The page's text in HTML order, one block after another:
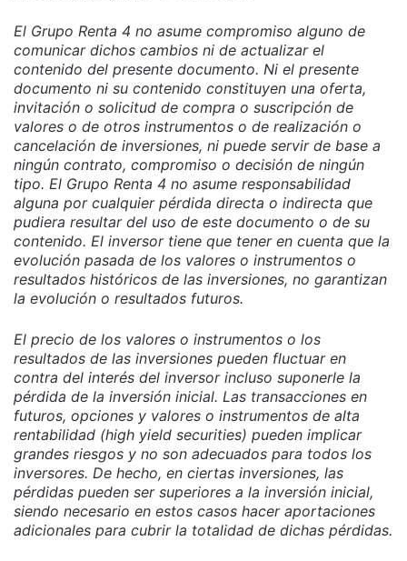
El Grupo Renta 4 no asume compromiso alguno de
comunicar dichos cambios ni de actualizar el
contenido del presente documento. Ni el presente
documento ni su contenido constituyen una oferta,
invitación o solicitud de compra o suscripción de
valores o de otros instrumentos o de realización o
cancelación de inversiones, ni puede servir de base a
ningún contrato, compromiso o decisión de ningún
tipo. El Grupo Renta 4 no asume responsabilidad
alguna por cualquier pérdida directa o indirecta que
pudiera resultar del uso de este documento o de su
contenido. El inversor tiene que tener en cuenta que la
evolución pasada de los valores o instrumentos o
resultados históricos de las inversiones, no garantizan
la evolución o resultados futuros.
El precio de los valores o instrumentos o los
resultados de las inversiones pueden fluctuar en
contra del interés del inversor incluso suponerle la
pérdida de la inversión inicial. Las transacciones en
futuros, opciones y valores o instrumentos de alta
rentabilidad (high yield securities) pueden implicar
grandes riesgos y no son adecuados para todos los
inversores. De hecho, en ciertas inversiones, las
pérdidas pueden ser superiores a la inversión inicial,
siendo necesario en estos casos hacer aportaciones
adicionales para cubrir la totalidad de dichas pérdidas.